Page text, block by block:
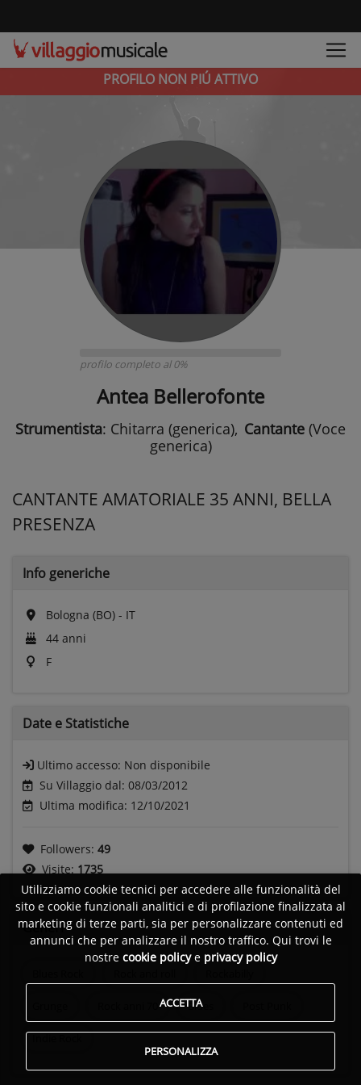
PROFILO NON PIÚ ATTIVO
profilo completo al 0%
Antea Bellerofonte
Strumentista: Chitarra (generica), Cantante (Voce
generica)
CANTANTE AMATORIALE 35 ANNI, BELLA
PRESENZA
Info generiche
Bologna (BO) - IT
44 anni
F
Date e Statistiche
Ultimo accesso: Non disponibile
Su Villaggio dal: 08/03/2012
Ultima modifica: 12/10/2021
Followers: 49
Visite: 1735
Generi
Blues
Utilizziamo cookie tecnici per accedere alle funzionalità del
sito e cookie funzionali analitici e di profilazione finalizzata al
marketing di terze parti, sia per personalizzare contenuti ed
annunci che per analizzare il nostro traffico. Qui trovi le
nostre cookie policye privacy policy
ACCETTA
PERSONALIZZA